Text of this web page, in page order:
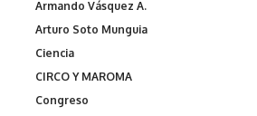
Armando Vásquez A.
Arturo Soto Munguia
Ciencia
CIRCO Y MAROMA
Congreso